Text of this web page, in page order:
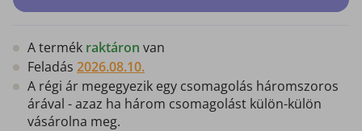
A termék raktáron van
Feladás 2026.08.10.
A régi ár megegyezik egy csomagolás háromszoros
árával - azaz ha három csomagolást külön-külön
vásárolna meg.